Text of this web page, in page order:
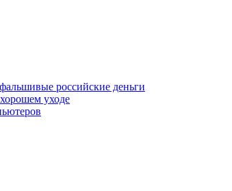
российские деньги
уходе